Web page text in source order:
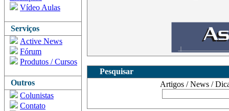
Vídeo Aulas
Serviços
Active News
Fórum
Produtos / Cursos
Outros
Colunistas
Contato
Pesquisar
Artigos / News /